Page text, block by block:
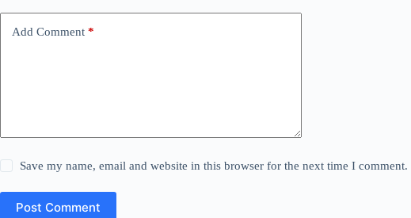
Add Comment *
Save my name, email and website in this browser for the next time I comment.
Post Comment